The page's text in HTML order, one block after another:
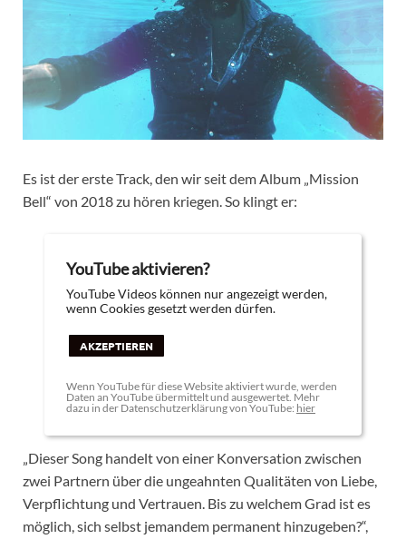
Es ist der erste Track, den wir seit dem Album „Mission
Bell“ von 2018 zu hören kriegen. So klingt er:
YouTube aktivieren?
YouTube Videos können nur angezeigt werden,
wenn Cookies gesetzt werden dürfen.
AKZEPTIEREN
Wenn YouTube für diese Website aktiviert wurde, werden
Daten an YouTube übermittelt und ausgewertet. Mehr
dazu in der Datenschutzerklärung von YouTube: hier
„Dieser Song handelt von einer Konversation zwischen
zwei Partnern über die ungeahnten Qualitäten von Liebe,
Verpflichtung und Vertrauen. Bis zu welchem Grad ist es
möglich, sich selbst jemandem permanent hinzugeben?“,